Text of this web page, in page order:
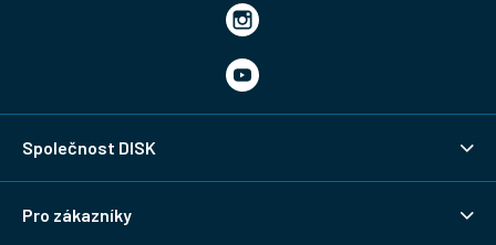
Společnost DISK
Pro zákazníky